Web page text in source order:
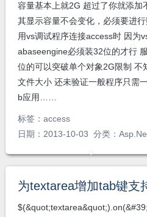
容量基本上就2G 超过了你就添加
其显示容量不会变化，必须要进行
用vs调试程序连接access时 因为
abaseengine必须装32位的才行
位的可以突破单个对象2G限制 不
文件大小 还未验证一般程序只需
b应用……
标签： access
日期：2013-10-03 分类：
为textarea增加tab键支